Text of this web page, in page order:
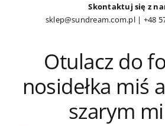
Skontaktuj się z
sklep@sundream.com.pl| +48
Otulacz do
nosidełka miś
szarym